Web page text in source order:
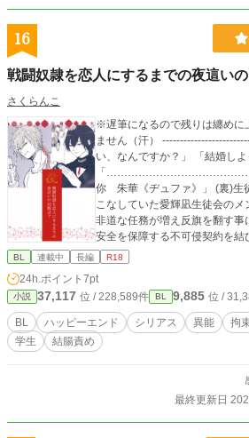
力を封印され、人間の奴隷にされてきた。その魔
し、人間に報復しただけ。今まで虐げられ、理不
が苦しみ、死ぬ世界線はいらない―― ―――――― 無断転載禁止、二次利用禁
止、AI学習禁止 リンク貼っての紹介や感想はOK
16
戦闘奴隷を恋人にするまでの夜這い
さくらんこ
※遅筆になるので残りは纏めに
ません（汗） ---------------------------------- 「左千夫クン」 「は
い、なんですか？」 「結婚しよ
「………………………………………………
你 朱華《ヂュファ》」 (裏)生徒会として政府からの任務を
こなしていた愛輝凪生徒会の
非道な任務が増え反旗を翻す
安全を保障する不可侵契約を
成功。 しかし、千星那由多《
にも異変が……？ 元マフィアの戦闘奴隷だった過去を隠し財
閥の養子として生活していた
お》と、昔奴隷市場で出会った
《シャン ジュゥ/跡取り》九鬼との
存在するロー・ファンタジー
お》のサイドストーリー。 ※
めます。 ※時系列的には「あ
BL 連載中 長編 R18
24h.ポイント 7pt
小説 37,117 位 / 228,589件 BL 9,885 位 /
BL ハッピーエンド シリアス 異能 拘
学生
結腸責め
最終更新日